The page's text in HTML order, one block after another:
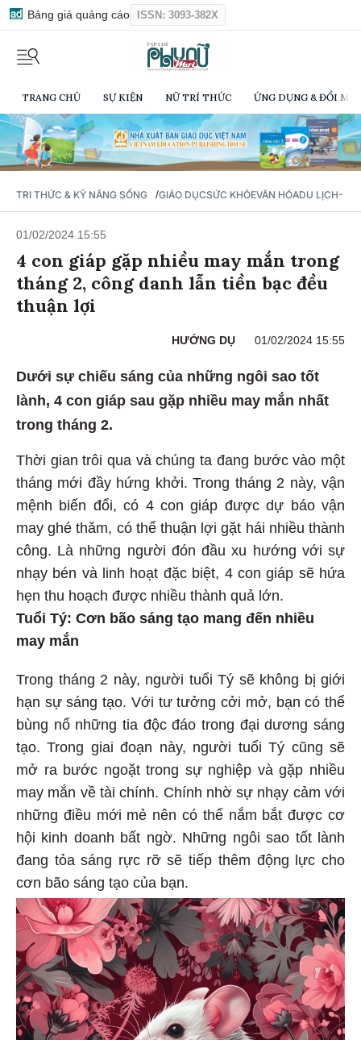
Bảng giá quảng cáo ISSN: 3093-382X
TRANG CHỦ SỰ KIỆN NỮ TRÍ THỨC ỨNG DỤNG & ĐỔI
TRI THỨC & KỸ NĂNG SỐNG /GIÁO DỤCSỨC KHỎEVĂN HÓADU LỊCH-
01/02/2024 15:55
4 con giáp gặp nhiều may mắn trong
tháng 2, công danh lẫn tiền bạc đều
thuận lợi
HƯỚNG DỤ 01/02/2024 15:55
Dưới sự chiếu sáng của những ngôi sao tốt
lành, 4 con giáp sau gặp nhiều may mắn nhất
trong tháng 2.
Thời gian trôi qua và chúng ta đang bước vào một
tháng mới đầy hứng khởi. Trong tháng 2 này, vận
mệnh biến đổi, có 4 con giáp được dự báo vận
may ghé thăm, có thể thuận lợi gặt hái nhiều thành
công. Là những người đón đầu xu hướng với sự
nhạy bén và linh hoạt đặc biệt, 4 con giáp sẽ hứa
hẹn thu hoạch được nhiều thành quả lớn.
Tuổi Tý: Cơn bão sáng tạo mang đến nhiều
may mắn
Trong tháng 2 này, người tuổi Tý sẽ không bị giới
hạn sự sáng tạo. Với tư tưởng cởi mở, bạn có thể
bùng nổ những tia độc đáo trong đại dương sáng
tạo. Trong giai đoạn này, người tuổi Tý cũng sẽ
mở ra bước ngoặt trong sự nghiệp và gặp nhiều
may mắn về tài chính. Chính nhờ sự nhạy cảm với
những điều mới mẻ nên có thể nắm bắt được cơ
hội kinh doanh bất ngờ. Những ngôi sao tốt lành
đang tỏa sáng rực rỡ sẽ tiếp thêm động lực cho
cơn bão sáng tạo của bạn.